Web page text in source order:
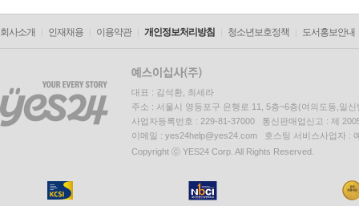
회사소개 인재채용 이용약관 개인정보처리방침 청소년보호정책 도서홍보안내
대표 : 김석환, 최세라
주소 : 서울시 영등포구 은행로 11, 5층~6층(여의도동,일신
사업자등록번호 : 229-81-37000 통신판매업신고 : 제
이메일 : yes24help@yes24.com 호스팅 서비스사업자 :
Copyright ⓒ YES24 Corp. All Rights Reserved.